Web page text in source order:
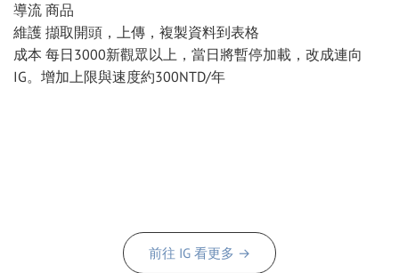
導流 商品
維護 擷取開頭，上傳，複製資料到表格
成本 每日3000新觀眾以上，當日將暫停加載，改成連向
IG。增加上限與速度約300NTD/年
前往 IG 看更多 →